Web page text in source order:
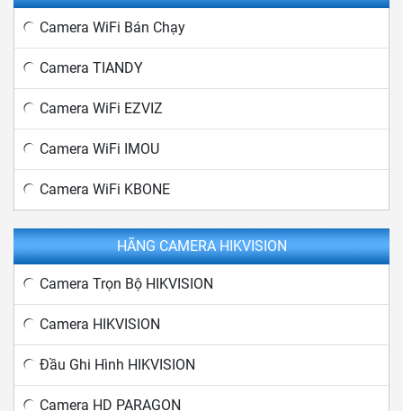
Camera WiFi Bán Chạy
Camera TIANDY
Camera WiFi EZVIZ
Camera WiFi IMOU
Camera WiFi KBONE
HÃNG CAMERA HIKVISION
Camera Trọn Bộ HIKVISION
Camera HIKVISION
Đầu Ghi Hình HIKVISION
Camera HD PARAGON